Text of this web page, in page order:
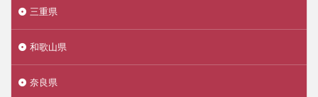
三重県
和歌山県
奈良県